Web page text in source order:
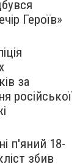
Героїв»
за
російської
п'яний 18-
збив